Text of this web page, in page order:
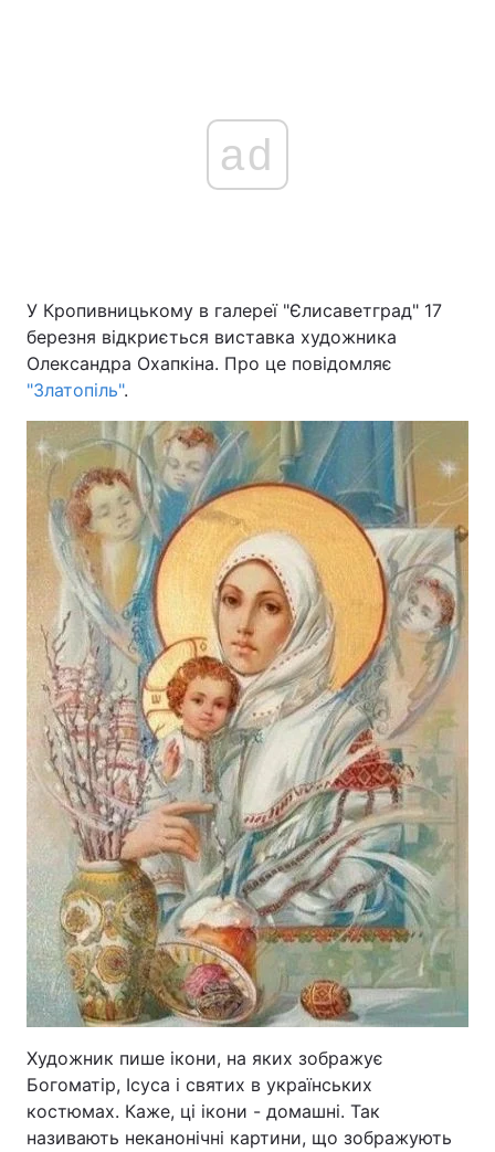
ad
У Кропивницькому в галереї "Єлисаветград" 17
березня відкриється виставка художника
Олександра Охапкіна. Про це повідомляє
"Златопіль".
Художник пише ікони, на яких зображує
Богоматір, Ісуса і святих в українських
костюмах. Каже, ці ікони - домашні. Так
називають неканонічні картини, що зображують